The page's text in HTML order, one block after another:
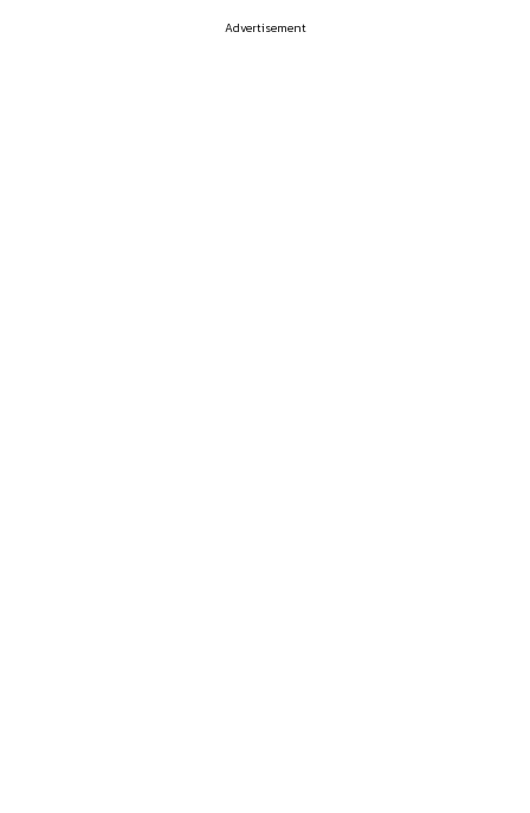
Advertisement